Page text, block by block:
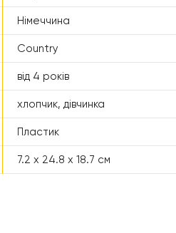
Німеччина
Country
від 4 років
хлопчик, дівчинка
Пластик
7.2 x 24.8 x 18.7 см